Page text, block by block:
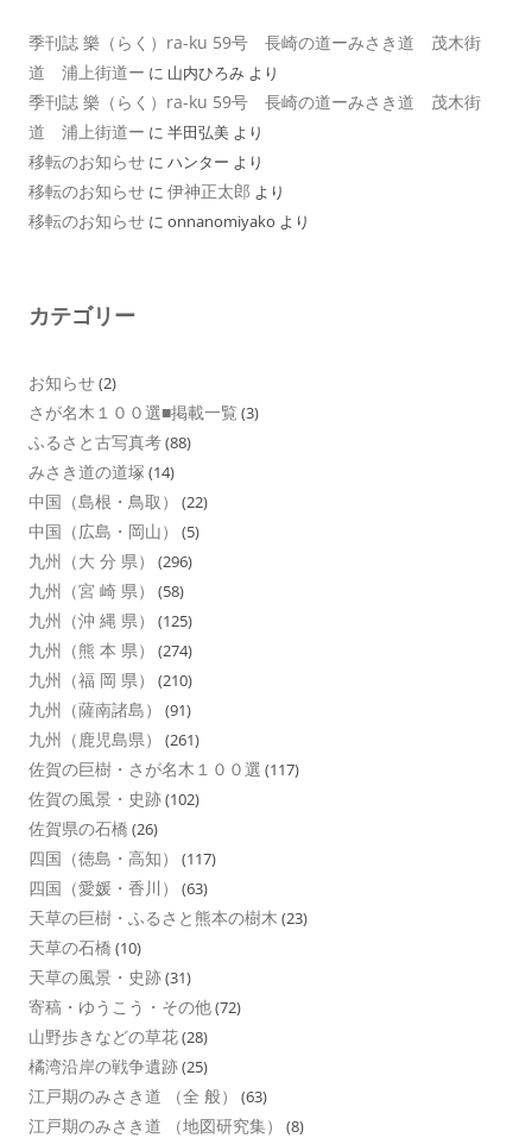
季刊誌 樂（らく）ra-ku 59号 長崎の道ーみさき道 茂木街
道 浦上街道ー に 山内ひろみ より
季刊誌 樂（らく）ra-ku 59号 長崎の道ーみさき道 茂木街
道 浦上街道ー に 半田弘美 より
移転のお知らせ に ハンター より
移転のお知らせ に 伊神正太郎 より
移転のお知らせ に onnanomiyako より
カテゴリー
お知らせ(2)
さが名木１００選■掲載一覧 (3)
ふるさと古写真考(88)
みさき道の道塚 (14)
中国（島根・鳥取） (22)
中国（広島・岡山） (5)
九州（大 分 県） (296)
九州（宮 崎 県） (58)
九州（沖 縄 県） (125)
九州（熊 本 県） (274)
九州（福 岡 県） (210)
九州（薩南諸島） (91)
九州（鹿児島県） (261)
佐賀の巨樹・さが名木１００選 (117)
佐賀の風景・史跡(102)
佐賀県の石橋 (26)
四国（徳島・高知） (117)
四国（愛媛・香川） (63)
天草の巨樹・ふるさと熊本の樹木 (23)
天草の石橋 (10)
天草の風景・史跡(31)
寄稿・ゆうこう・その他(72)
山野歩きなどの草花(28)
橘湾沿岸の戦争遺跡(25)
江戸期のみさき道 （全 般） (63)
江戸期のみさき道 （地図研究集） (8)